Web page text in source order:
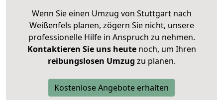
Wenn Sie einen Umzug von Stuttgart nach
Weißenfels planen, zögern Sie nicht, unsere
professionelle Hilfe in Anspruch zu nehmen.
Kontaktieren Sie uns heutenoch, um Ihren
reibungslosen Umzug zu planen.
Kostenlose Angebote erhalten